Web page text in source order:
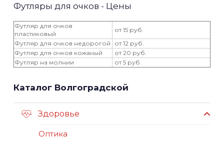
Футляры для очков - Цены
Футляр для очков
пластиковый
от 15 руб.
Футляр для очков недорогой
от 12 руб.
Футляр для очков кожаный
от 20 руб.
Футляр на молнии
от 5 руб.
Каталог Волгоградской
Здоровье
Оптика